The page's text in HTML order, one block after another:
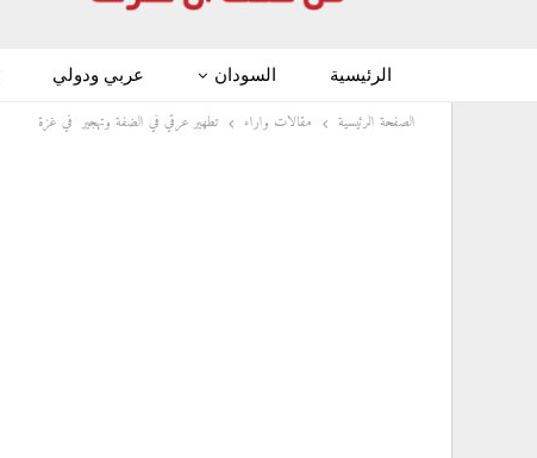
الرئيسية السودان عربي ودولي
الصفحة الرئيسية مقالات واراء تطهير عرقي في الضفة وتهجير في غزة